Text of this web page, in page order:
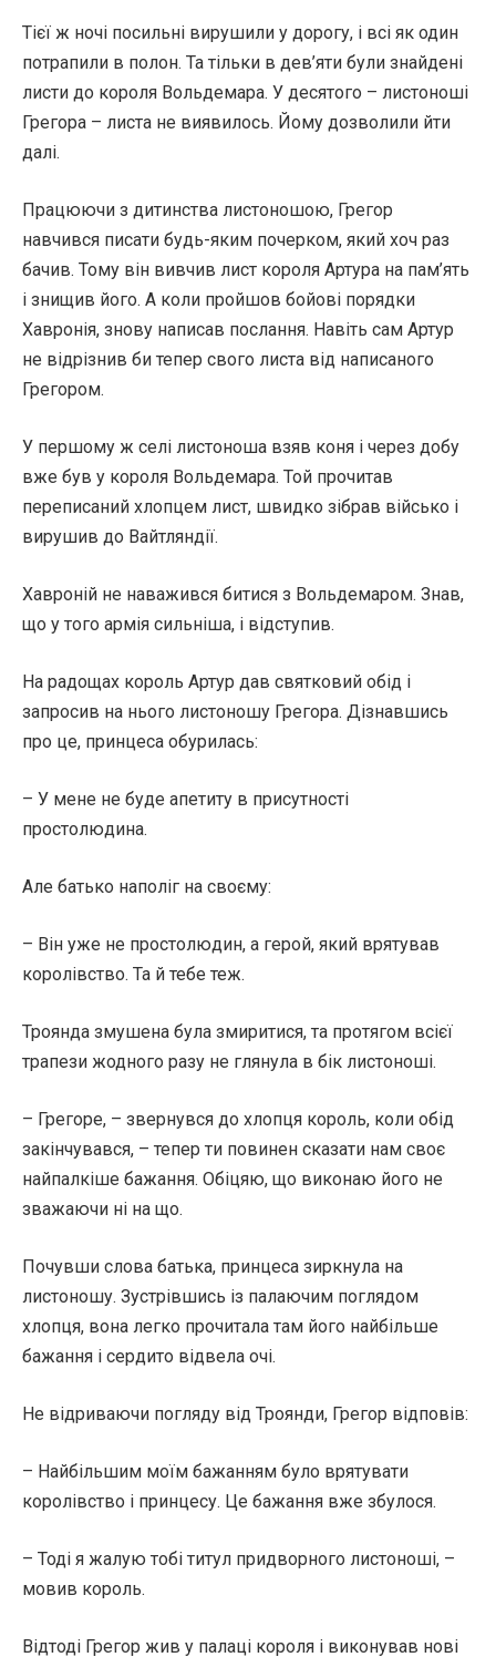
Тієї ж ночі посильні вирушили у дорогу, і всі як один
потрапили в полон. Та тільки в дев’яти були знайдені
листи до короля Вольдемара. У десятого – листоноші
Грегора – листа не виявилось. Йому дозволили йти
далі.
Працюючи з дитинства листоношою, Грегор
навчився писати будь-яким почерком, який хоч раз
бачив. Тому він вивчив лист короля Артура на пам’ять
і знищив його. А коли пройшов бойові порядки
Хавронія, знову написав послання. Навіть сам Артур
не відрізнив би тепер свого листа від написаного
Грегором.
У першому ж селі листоноша взяв коня і через добу
вже був у короля Вольдемара. Той прочитав
переписаний хлопцем лист, швидко зібрав військо і
вирушив до Вайтляндії.
Хавроній не наважився битися з Вольдемаром. Знав,
що у того армія сильніша, і відступив.
На радощах король Артур дав святковий обід і
запросив на нього листоношу Грегора. Дізнавшись
про це, принцеса обурилась:
– У мене не буде апетиту в присутності
простолюдина.
Але батько наполіг на своєму:
– Він уже не простолюдин, а герой, який врятував
королівство. Та й тебе теж.
Троянда змушена була змиритися, та протягом всієї
трапези жодного разу не глянула в бік листоноші.
– Грегоре, – звернувся до хлопця король, коли обід
закінчувався, – тепер ти повинен сказати нам своє
найпалкіше бажання. Обіцяю, що виконаю його не
зважаючи ні на що.
Почувши слова батька, принцеса зиркнула на
листоношу. Зустрівшись із палаючим поглядом
хлопця, вона легко прочитала там його найбільше
бажання і сердито відвела очі.
Не відриваючи погляду від Троянди, Грегор відповів:
– Найбільшим моїм бажанням було врятувати
королівство і принцесу. Це бажання вже збулося.
– Тоді я жалую тобі титул придворного листоноші, –
мовив король.
Відтоді Грегор жив у палаці короля і виконував нові